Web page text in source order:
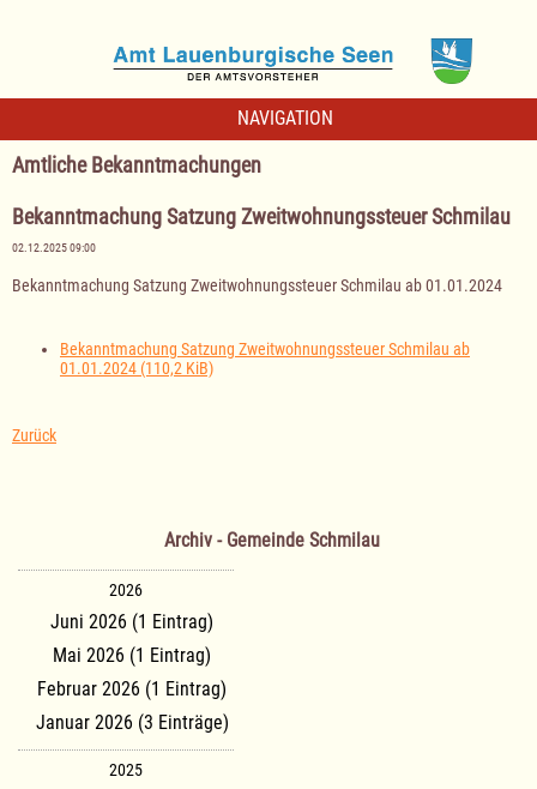
NAVIGATION
Amtliche Bekanntmachungen
Bekanntmachung Satzung Zweitwohnungssteuer Schmilau
02.12.2025 09:00
Bekanntmachung Satzung Zweitwohnungssteuer Schmilau ab 01.01.2024
Bekanntmachung Satzung Zweitwohnungssteuer Schmilau ab
01.01.2024 (110,2 KiB)
Zurück
Archiv - Gemeinde Schmilau
2026
Juni 2026 (1 Eintrag)
Mai 2026 (1 Eintrag)
Februar 2026 (1 Eintrag)
Januar 2026 (3 Einträge)
2025